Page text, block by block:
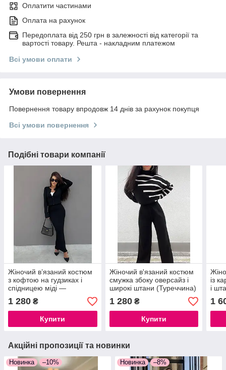
Оплатити частинами
Оплата на рахунок
Передоплата від 250 грн в залежності від категорії та
вартості товару. Решта - накладним платежом
Всі умови оплати
Умови повернення
Повернення товару впродовж 14 днів за рахунок покупця
Всі умови повернення
Подібні товари компанії
Жіночий в’язаний костюм
з кофтою на гудзиках і
спідницею міді —
елегантний, трикотажний,
Туреччина
1 280 ₴
Купити
Жіночий в'язаний костюм
смужка збоку оверсайз і
широкі штани (Туреччина)
1 280₴
Купити
із
і
1
Акційні пропозиції та новинки
Новинка –10% Новинка –8%